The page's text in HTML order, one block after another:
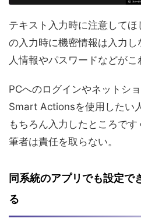
テキスト入力時に注意して
の入力時に機密情報は入力
人情報やパスワードなどがこ
PCへのログインやネットシ
Smart Actionsを使用したい
もちろん入力したところで
筆者は責任を取らない。
同系統のアプリでも設定で
る